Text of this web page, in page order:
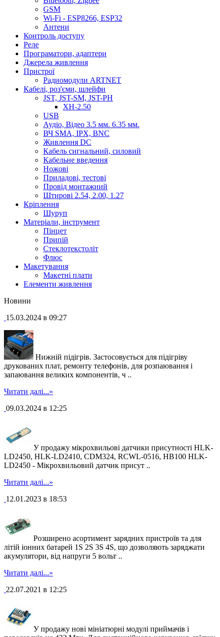
GSM
Wi-Fi - ESP8266, ESP32
Антени
Контроль доступу
Реле
Програматори, адаптери
Джерела живлення
Пристрої
Радиомодули ARTNET
Кабелі, роз'єми, шлейфи
JST, JST-SM, JST-PH
XH-2.50
USB
Аудіо, Відео 3.5 мм. 6.35 мм.
ВЧ SMA, IPX, BNC
Живлення DC
Кабель сигнальний, силовий
Кабельне введення
Ножові
Приладові, тестові
Провід монтажний
Штирові 2.54, 2.00, 1.27
Кріплення
Шуруп
Матеріали, інструмент
Пінцет
Припій
Стеклотекстоліт
Флюс
Макетування
Макетні плати
Елементи живлення
Новини
15.03.2024 в 09:27
Нижній підігрів. Застосовується для підігріву
друкованих плат, ремонту телефонів, для розпаювання і
запаювання великих компонентів, ч ..
Читати далі...»
09.03.2024 в 12:25
У продажу мікрохвильові датчики присутності HLK-
LD2450, HLK-LD2410, CDM324, RCWL-0516, HB100 HLK-
LD2450 - Мікрохвильовий датчик присут ..
Читати далі...»
12.01.2023 в 18:53
Розширено асортимент зарядних пристроїв та для
літій іонних батарей 1S 2S 3S 4S, що дозволяють заряджати
акумулятори, від напруги 5 вольт ..
Читати далі...»
22.07.2021 в 12:25
У продажу нові мініатюрні модулі приймачів і